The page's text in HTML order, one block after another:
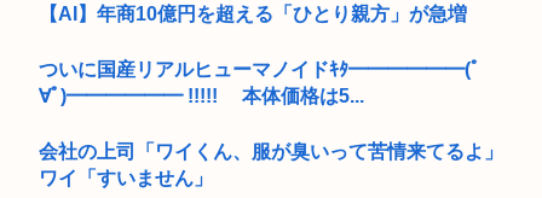
【AI】年商10億円を超える「ひとり親方」が急増
ついに国産リアルヒューマノイドｷﾀ━━━━━━(ﾟ
∀ﾟ)━━━━━━ !!!!! 本体価格は5...
会社の上司「ワイくん、服が臭いって苦情来てるよ」
ワイ「すいません」